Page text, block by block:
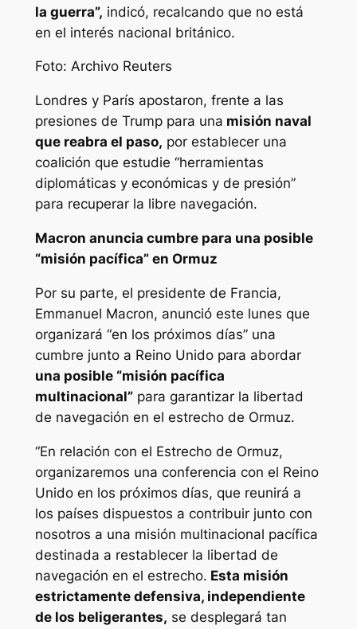
la guerra”, indicó, recalcando que no está
en el interés nacional británico.
Foto: Archivo Reuters
Londres y París apostaron, frente a las
presiones de Trump para una misión naval
que reabra el paso, por establecer una
coalición que estudie “herramientas
diplomáticas y económicas y de presión”
para recuperar la libre navegación.
Macron anuncia cumbre para una posible
“misión pacífica” en Ormuz
Por su parte, el presidente de Francia,
Emmanuel Macron, anunció este lunes que
organizará “en los próximos días” una
cumbre junto a Reino Unido para abordar
una posible “misión pacífica
multinacional”para garantizar la libertad
de navegación en el estrecho de Ormuz.
“En relación con el Estrecho de Ormuz,
organizaremos una conferencia con el Reino
Unido en los próximos días, que reunirá a
los países dispuestos a contribuir junto con
nosotros a una misión multinacional pacífica
destinada a restablecer la libertad de
navegación en el estrecho. Esta misión
estrictamente defensiva, independiente
de los beligerantes, se desplegará tan